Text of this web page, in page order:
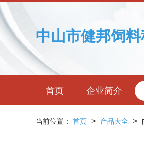
中山市健邦饲
首页 企业简介
当前位置： 首页 > 产品大全 >